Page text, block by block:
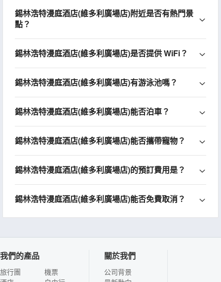
錫林浩特漫庭酒店(維多利廣場店)附近是否有熱門景
點？
錫林浩特漫庭酒店(維多利廣場店)是否提供 WiFi？
錫林浩特漫庭酒店(維多利廣場店)有游泳池嗎？
錫林浩特漫庭酒店(維多利廣場店)能否泊車？
錫林浩特漫庭酒店(維多利廣場店)能否攜帶寵物？
錫林浩特漫庭酒店(維多利廣場店)的預訂費用是？
錫林浩特漫庭酒店(維多利廣場店)能否免費取消？
我們的產品
旅行團
機票
關於我們
公司背景